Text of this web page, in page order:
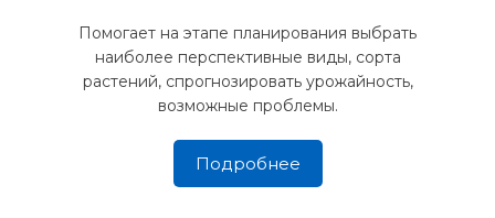
Помогает на этапе планирования выбрать
наиболее перспективные виды, сорта
растений, спрогнозировать урожайность,
возможные проблемы.
Подробнее